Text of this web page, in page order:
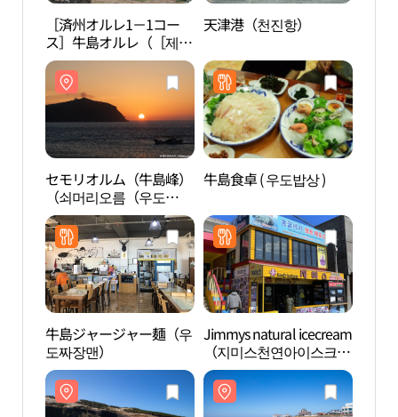
［済州オルレ1－1コー
ス］牛島オルレ（［제주
올레 1-1코스］우도올
레）
天津港（천진항）
セモリオルム（牛島峰）
（쇠머리오름（우도
봉））
牛島食卓 ( 우도밥상 )
牛島ジャージャー麺（우
도짜장맨）
Jimmys natural icecream
（지미스천연아이스크
림）